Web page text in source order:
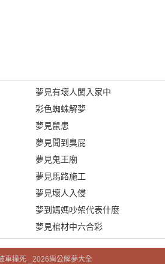
夢見有壞人闖入家中
彩色蜘蛛解夢
夢見鼠患
夢見聞到臭屁
夢見鬼王廟
夢見馬路施工
夢見壞人入侵
夢到媽媽吵架代表什麼
夢見棺材中六合彩
車撞死 _2026周公解夢大全